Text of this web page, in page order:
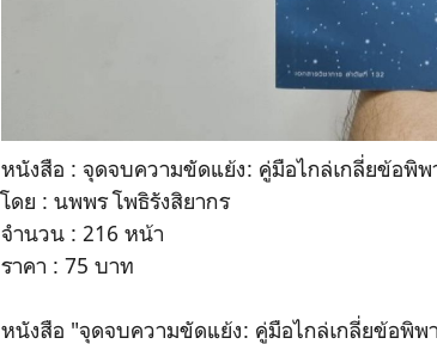
หนังสือ : จุดจบความขัดแย้ง: คู่มือไกล่เกลี่ยข้อพิ
โดย : นพพร โพธิรังสิยากร
จำนวน : 216 หน้า
ราคา : 75 บาท
หนังสือ "จุดจบความขัดแย้ง: คู่มือไกล่เกลี่ยข้อพิ